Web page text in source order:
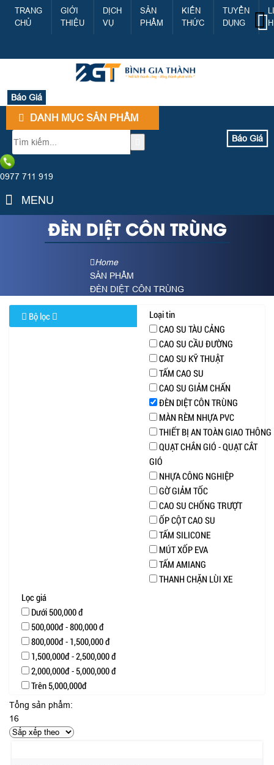
TRANG
CHỦ
GIỚI
THIỆU
DỊCH
VỤ
SẢN
PHẨM
KIẾN
THỨC
TUYỂN
DỤNG
Báo Giá
DANH MỤC SẢN PHẨM
Báo Giá
0977 711 919
MENU
ĐÈN DIỆT CÔN TRÙNG
Home
SẢN PHẨM
ĐÈN DIỆT CÔN TRÙNG
Bộ lọc
Loại tin
CAO SU TÀU CẢNG
CAO SU CẦU ĐƯỜNG
CAO SU KỸ THUẬT
TẤM CAO SU
CAO SU GIẢM CHẤN
ĐÈN DIỆT CÔN TRÙNG
MÀN RÈM NHỰA PVC
THIẾT BỊ AN TOÀN GIAO THÔNG
QUẠT CHẮN GIÓ - QUẠT CẮT
GIÓ
NHỰA CÔNG NGHIỆP
GỜ GIẢM TỐC
CAO SU CHỐNG TRƯỢT
ỐP CỘT CAO SU
TẤM SILICONE
MÚT XỐP EVA
TẤM AMIANG
THANH CHẶN LÙI XE
Lọc giá
Dưới 500,000 đ
500,000đ - 800,000 đ
800,000đ - 1,500,000 đ
1,500,000đ - 2,500,000 đ
2,000,000đ - 5,000,000 đ
Trên 5,000,000đ
Tổng sản phẩm:
16